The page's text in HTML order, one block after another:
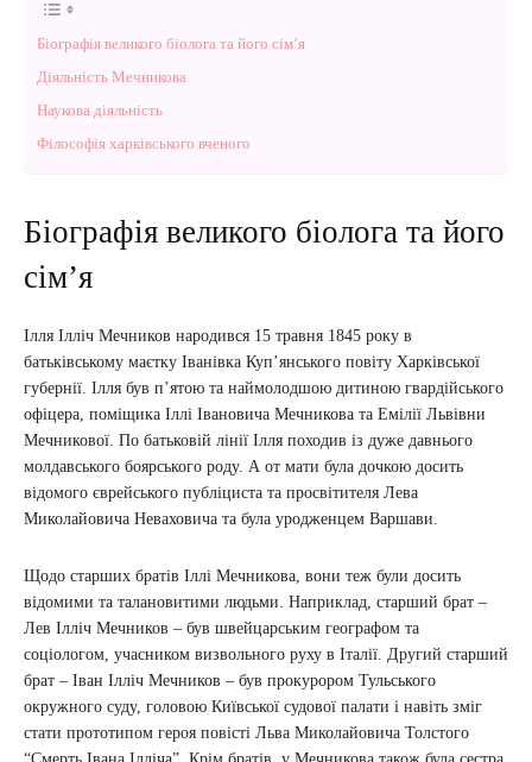
Біографія великого біолога та його сім’я
Діяльність Мечникова
Наукова діяльність
Філософія харківського вченого
Біографія великого біолога та його
сім’я
Ілля Ілліч Мечников народився 15 травня 1845 року в
батьківському маєтку Іванівка Куп’янського повіту Харківської
губернії. Ілля був п’ятою та наймолодшою дитиною гвардійського
офіцера, поміщика Іллі Івановича Мечникова та Емілії Львівни
Мечникової. По батьковій лінії Ілля походив із дуже давнього
молдавського боярського роду. А от мати була дочкою досить
відомого єврейського публіциста та просвітителя Лева
Миколайовича Неваховича та була уродженцем Варшави.
Щодо старших братів Іллі Мечникова, вони теж були досить
відомими та талановитими людьми. Наприклад, старший брат –
Лев Ілліч Мечников – був швейцарським географом та
соціологом, учасником визвольного руху в Італії. Другий старший
брат – Іван Ілліч Мечников – був прокурором Тульського
окружного суду, головою Київської судової палати і навіть зміг
стати прототипом героя повісті Льва Миколайовича Толстого